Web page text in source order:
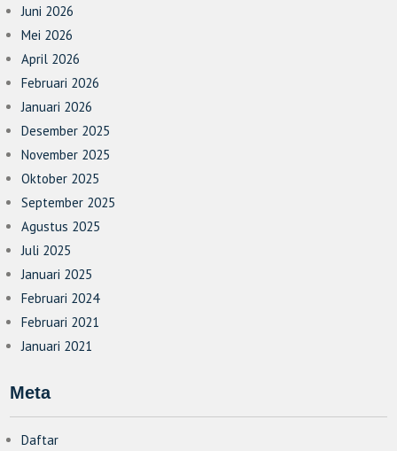
Juni 2026
Mei 2026
April 2026
Februari 2026
Januari 2026
Desember 2025
November 2025
Oktober 2025
September 2025
Agustus 2025
Juli 2025
Januari 2025
Februari 2024
Februari 2021
Januari 2021
Meta
Daftar